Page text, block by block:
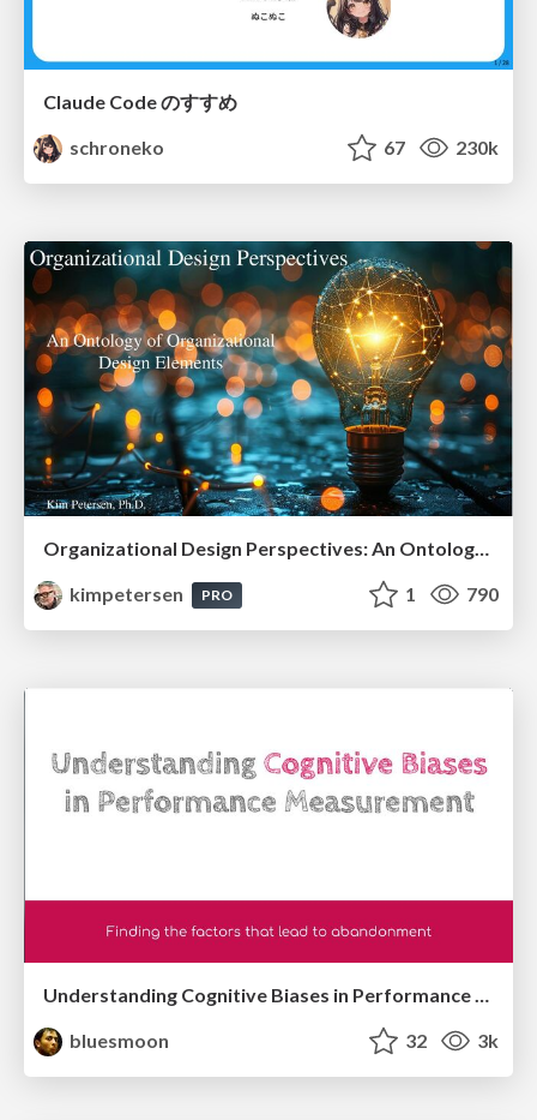
Claude Code のすすめ
schroneko
67 230k
Organizational Design Perspectives: An Ontology of Organizational Design Elements
kimpetersen
PRO 1 790
Understanding Cognitive Biases in Performance Measurement
bluesmoon
32 3k